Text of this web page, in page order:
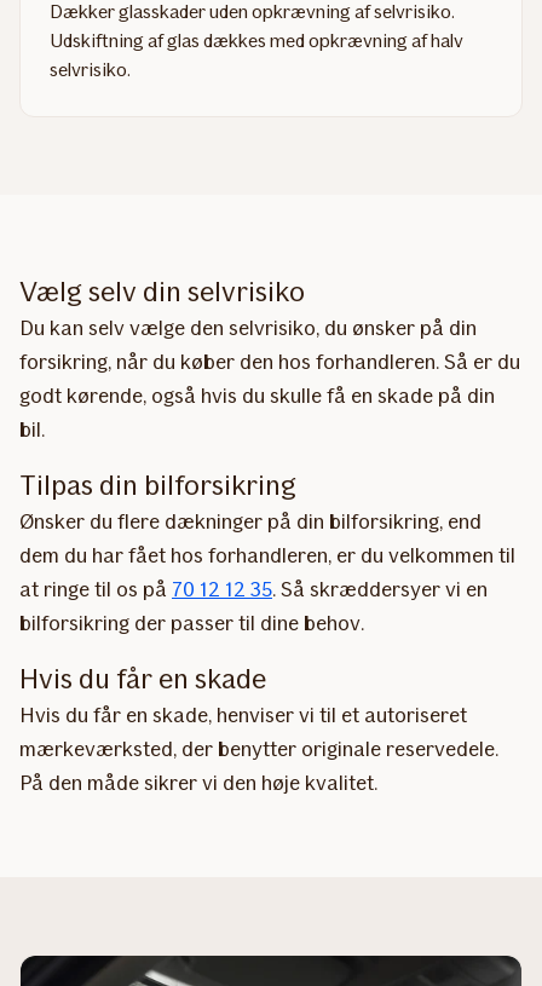
Dækker glasskader uden opkrævning af selvrisiko.
Udskiftning af glas dækkes med opkrævning af halv
selvrisiko.
Vælg selv din selvrisiko
Du kan selv vælge den selvrisiko, du ønsker på din
forsikring, når du køber den hos forhandleren. Så er du
godt kørende, også hvis du skulle få en skade på din
bil.
Tilpas din bilforsikring
Ønsker du flere dækninger på din bilforsikring, end
dem du har fået hos forhandleren, er du velkommen til
at ringe til os på 70 12 12 35. Så skræddersyer vi en
bilforsikring der passer til dine behov.
Hvis du får en skade
Hvis du får en skade, henviser vi til et autoriseret
mærkeværksted, der benytter originale reservedele.
På den måde sikrer vi den høje kvalitet.​​​​​​​​​​​​​​​​​​​​​​​​​​​​​​​​​​​​​​​​​​​​​​​​​​​​​​​​​​​​​​​​​​​​​​​​​​​​​​​​​​​​​​​​​​​​​​​​​​​​​​​​​​​​​​​​​​​​​​​​​​​​​​​​​​​​​​​​​​​​​​​​​​​​​​​​​​​​​​